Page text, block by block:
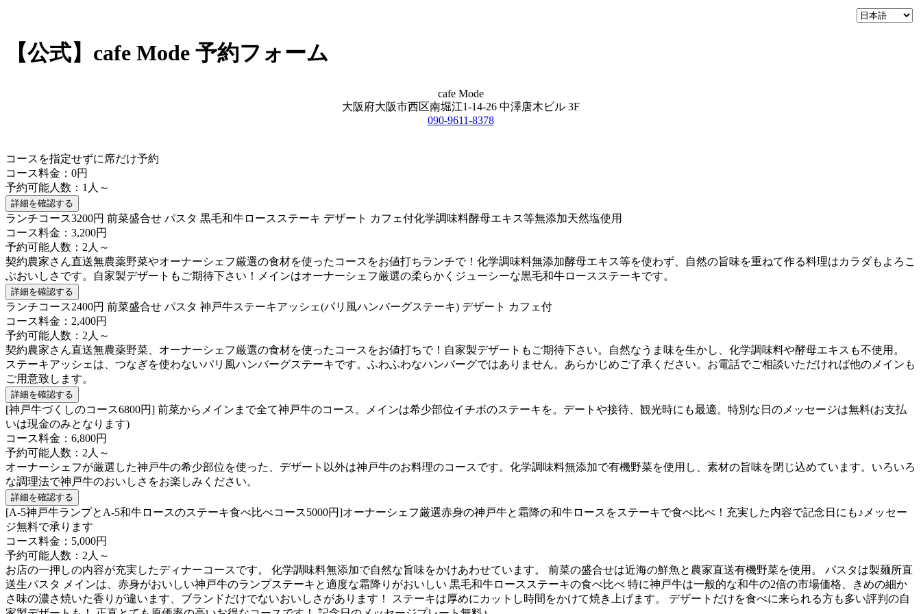
【公式】cafe Mode 予約フォーム
cafe Mode
大阪府大阪市西区南堀江1-14-26 中澤唐木ビル 3F
090-9611-8378
コースを指定せずに席だけ予約
コース料金：0円
予約可能人数：1人～
詳細を確認する
ランチコース3200円 前菜盛合せ パスタ 黒毛和牛ロースステーキ デザート カフェ付化学調味料酵母エキス等無添加天然塩使用
コース料金：3,200円
予約可能人数：2人～
契約農家さん直送無農薬野菜やオーナーシェフ厳選の食材を使ったコースをお値打ちランチで！化学調味料無添加酵母エキス等を使わず、自然の旨味を重ねて作る料理はカラダもよろこ
ぶおいしさです。自家製デザートもご期待下さい！メインはオーナーシェフ厳選の柔らかくジューシーな黒毛和牛ロースステーキです。
詳細を確認する
ランチコース2400円 前菜盛合せ パスタ 神戸牛ステーキアッシェ(パリ風ハンバーグステーキ) デザート カフェ付
コース料金：2,400円
予約可能人数：2人～
契約農家さん直送無農薬野菜、オーナーシェフ厳選の食材を使ったコースをお値打ちで！自家製デザートもご期待下さい。自然なうま味を生かし、化学調味料や酵母エキスも不使用。
ステーキアッシェは、つなぎを使わないパリ風ハンバーグステーキです。ふわふわなハンバーグではありません。あらかじめご了承ください。お電話でご相談いただければ他のメインも
ご用意致します。
詳細を確認する
[神戸牛づくしのコース6800円] 前菜からメインまで全て神戸牛のコース。メインは希少部位イチボのステーキを。デートや接待、観光時にも最適。特別な日のメッセージは無料(お支払
いは現金のみとなります)
コース料金：6,800円
予約可能人数：2人～
オーナーシェフが厳選した神戸牛の希少部位を使った、デザート以外は神戸牛のお料理のコースです。化学調味料無添加で有機野菜を使用し、素材の旨味を閉じ込めています。いろいろ
な調理法で神戸牛のおいしさをお楽しみください。
詳細を確認する
[A-5神戸牛ランプとA-5和牛ロースのステーキ食べ比べコース5000円]オーナーシェフ厳選赤身の神戸牛と霜降の和牛ロースをステーキで食べ比べ！充実した内容で記念日にも♪メッセー
ジ無料で承ります
コース料金：5,000円
予約可能人数：2人～
お店の一押しの内容が充実したディナーコースです。 化学調味料無添加で自然な旨味をかけあわせています。 前菜の盛合せは近海の鮮魚と農家直送有機野菜を使用。 パスタは製麺所直
送生パスタ メインは、赤身がおいしい神戸牛のランプステーキと適度な霜降りがおいしい 黒毛和牛ロースステーキの食べ比べ 特に神戸牛は一般的な和牛の2倍の市場価格、きめの細か
さ味の濃さ焼いた香りが違います、ブランドだけでないおいしさがあります！ ステーキは厚めにカットし時間をかけて焼き上げます。 デザートだけを食べに来られる方も多い評判の自